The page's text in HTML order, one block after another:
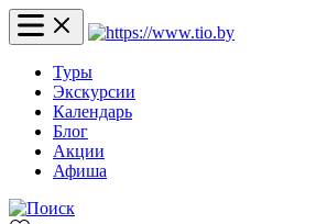
Туры
Экскурсии
Календарь
Блог
Акции
Афиша